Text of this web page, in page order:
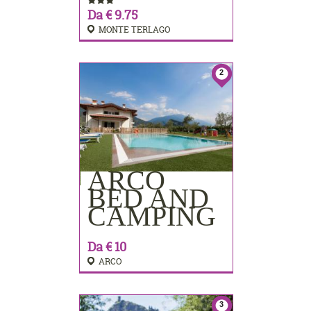
Da € 9.75
MONTE TERLAGO
2
ARCO
BED AND
CAMPING
Da € 10
ARCO
PRENOTA
3